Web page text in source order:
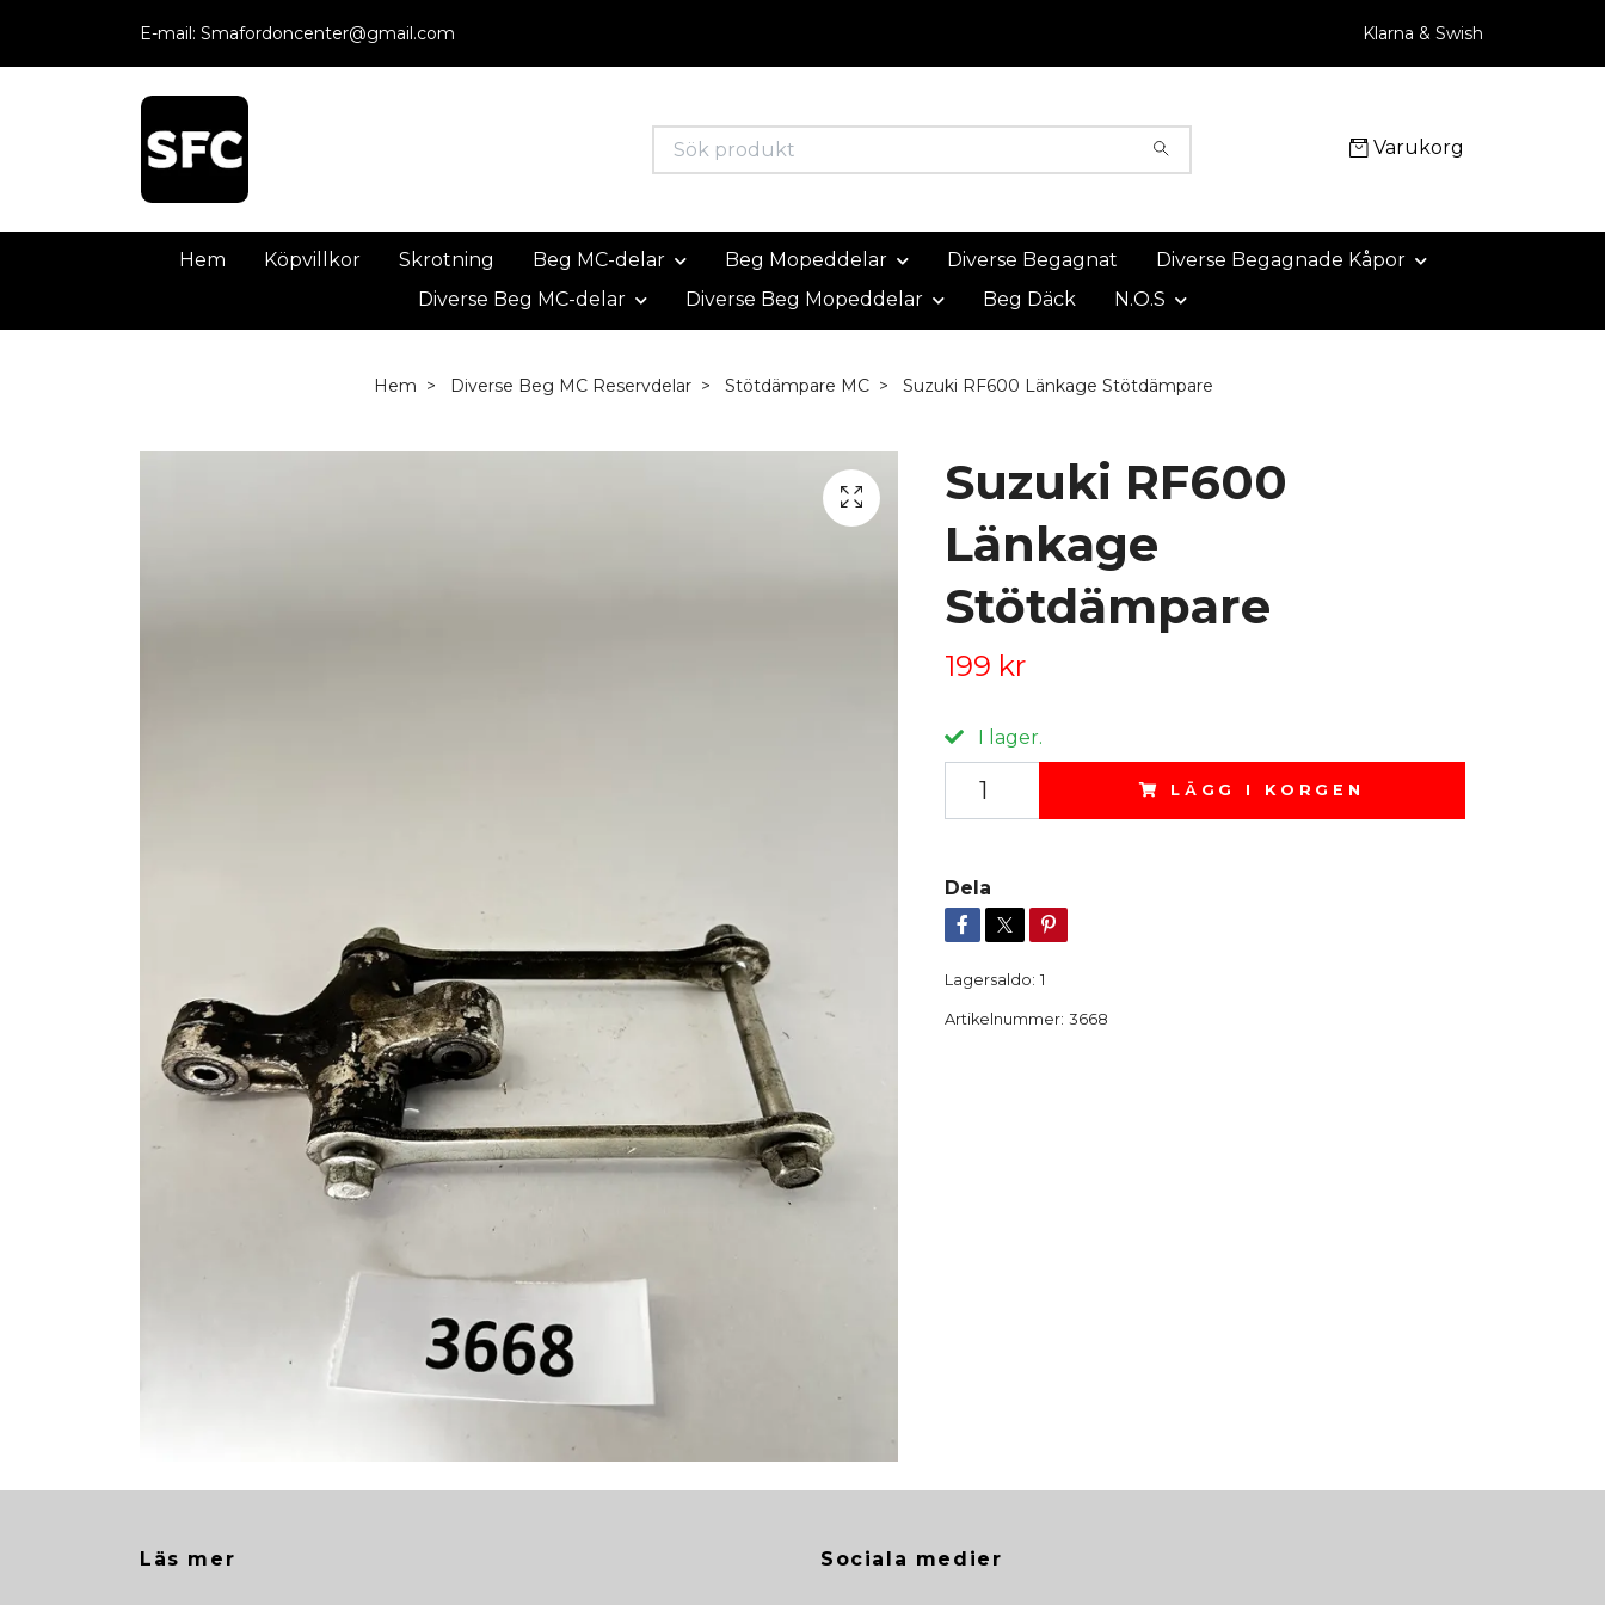
E-mail: Smafordoncenter@gmail.com Klarna & Swish
Varukorg
Hem Köpvillkor Skrotning Beg MC-delar Beg Mopeddelar Diverse Begagnat
Diverse Begagnade Kåpor
Diverse Beg MC-delar
Diverse Beg Mopeddelar Beg Däck N.O.S
Hem Diverse Beg MC Reservdelar Stötdämpare MC Suzuki RF600 Länkage Stötdämpare
Suzuki RF600
Länkage
Stötdämpare
199 kr
I lager.
LÄGG I KORGEN
Dela
Lagersaldo: 1
Artikelnummer: 3668
Läs mer Sociala medier